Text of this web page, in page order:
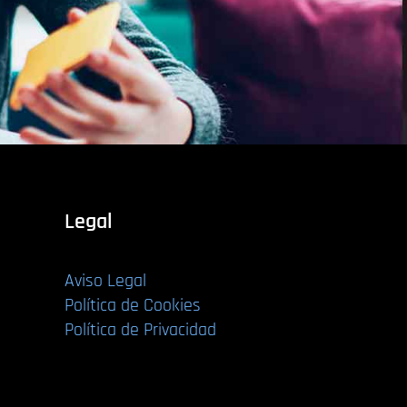
Legal
Aviso Legal
Política de Cookies
Política de Privacidad